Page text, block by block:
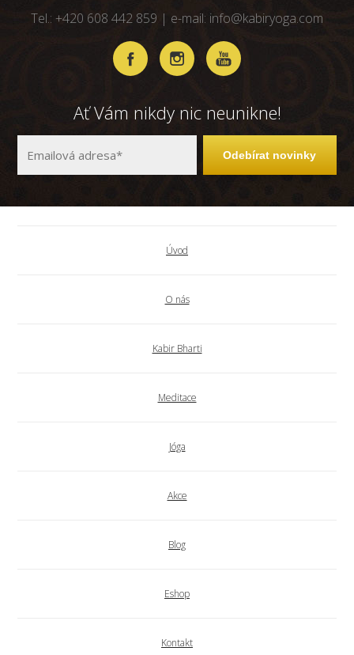
Tel.: +420 608 442 859 | e-mail: info@kabiryoga.com
Ať Vám nikdy nic neunikne!
Odebírat novinky
Úvod
O nás
Kabir Bharti
Meditace
Jóga
Akce
Blog
Eshop
Kontakt